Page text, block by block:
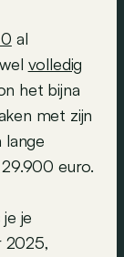
al
volledig
het bijna
met zijn
lange
euro.
je
2025,